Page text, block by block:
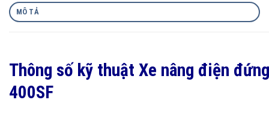
MÔ TẢ
Thông số kỹ thuật Xe nâng điện
400SF